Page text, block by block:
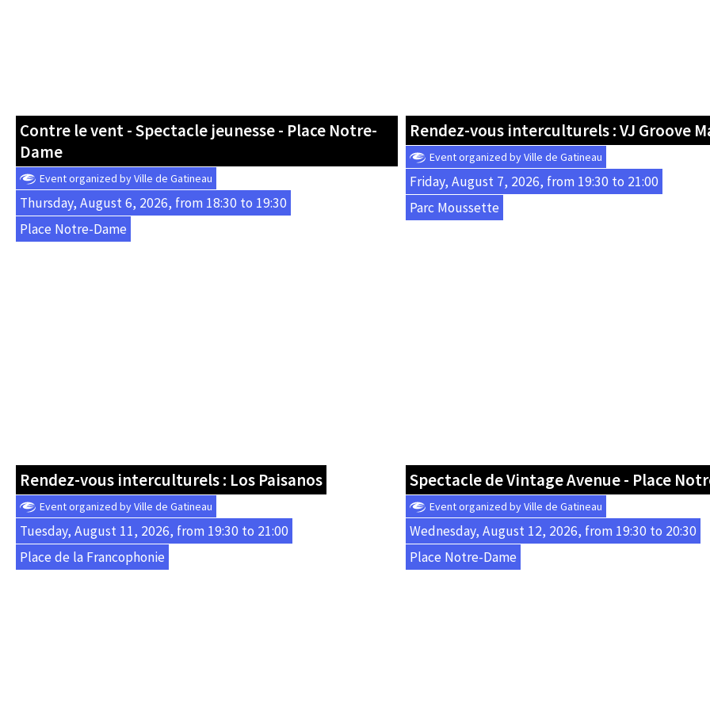
Contre le vent - Spectacle jeunesse - Place Notre-
Dame
Event organized by Ville de Gatineau
Thursday, August 6, 2026, from 18:30 to 19:30
Place Notre-Dame
Rendez-vous interculturels : VJ Groove
Event organized by Ville de Gatineau
Friday, August 7, 2026, from 19:30 to 21:00
Parc Moussette
Rendez-vous interculturels : Los Paisanos
Event organized by Ville de Gatineau
Tuesday, August 11, 2026, from 19:30 to 21:00
Place de la Francophonie
Spectacle de Vintage Avenue - Place
Event organized by Ville de Gatineau
Wednesday, August 12, 2026, from 19:30 to 20:30
Place Notre-Dame